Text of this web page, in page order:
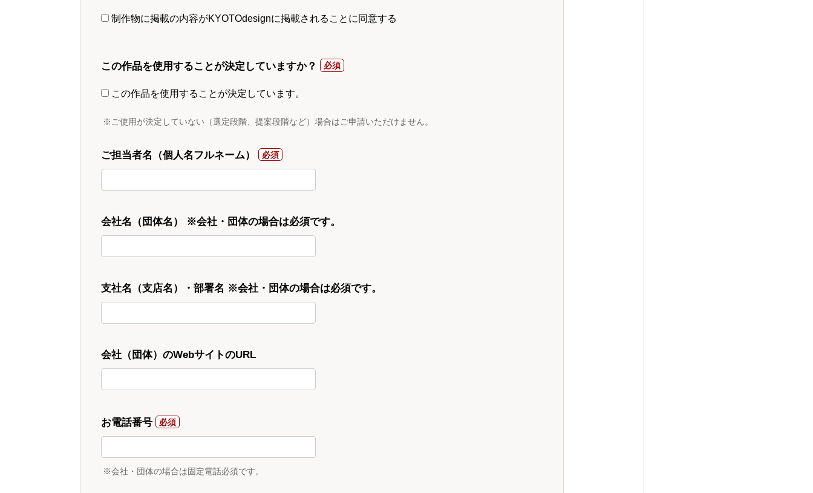
制作物に掲載の内容がKYOTOdesignに掲載されることに同意する
この作品を使用することが決定していますか？
この作品を使用することが決定しています。
※ご使用が決定していない（選定段階、提案段階など）場合はご申請いただけません。
ご担当者名（個人名フルネーム）
会社名（団体名） ※会社・団体の場合は必須です。
支社名（支店名）・部署名 ※会社・団体の場合は必須です。
会社（団体）のWebサイトのURL
お電話番号
※会社・団体の場合は固定電話必須です。